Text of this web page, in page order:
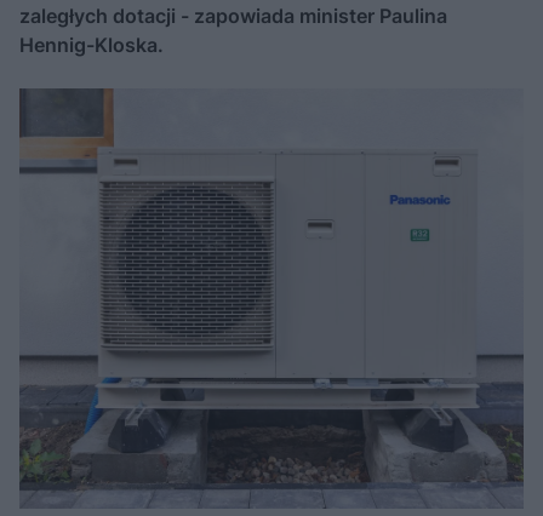
zaległych dotacji - zapowiada minister Paulina
Hennig-Kloska.